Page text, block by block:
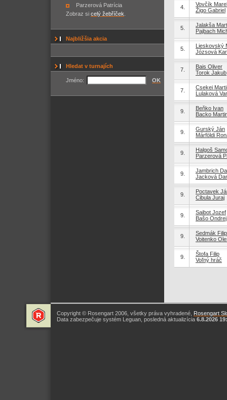
Parzerová Patrícia
Zobraz si celý žebříček
Najbližšia akcia
Hledat v turnajích
Jméno: OK
4.
Vovčík
Žigo Gabriel
5.
Jalakša
Pajbach
5.
Lieskovský
Józsová
7.
Bais Oliver
Torok Jakub
7.
Csekei
Lulaková
9.
Beňko Ivan
Backo
9.
Gurský Ján
Márföldi
9.
Halgoš
Parzerová
9.
Jambrich
Jacková
9.
Poctavek
Cibula Juraj
9.
Saibot Jozef
Bašo Ondrej
9.
Sedmák Filip
Voitenko
9.
Štofa Filip
Voľný hráč
Copyright © Rosengart 2006, všetky práva vyhradené, Rosengart
Data zabezpečuje systém Leguan, posledná aktualizícia 6.8.2026